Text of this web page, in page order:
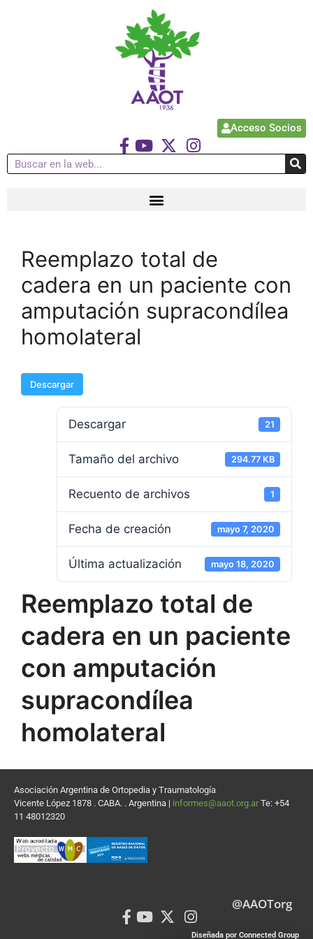
Acceso Socios
Reemplazo total de
cadera en un paciente con
amputación supracondílea
homolateral
Descargar
Descargar 21
Tamaño del archivo 294.77 KB
Recuento de archivos 1
Fecha de creación mayo 7, 2020
Última actualización mayo 18, 2020
Reemplazo total de
cadera en un paciente
con amputación
supracondílea
homolateral
Asociación Argentina de Ortopedia y Traumatología
Vicente López 1878 . CABA. . Argentina | informes@aaot.org.ar Te: +54
11 48012320
@AAOTorg
Diseñada por Connected Group